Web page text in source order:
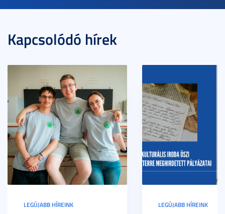
Kapcsolódó hírek
LEGÚJABB HÍREINK LEGÚJABB HÍREINK